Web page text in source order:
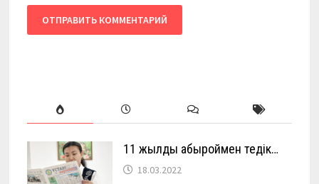
11 жылды абыроймен өтедік…
18.03.2022